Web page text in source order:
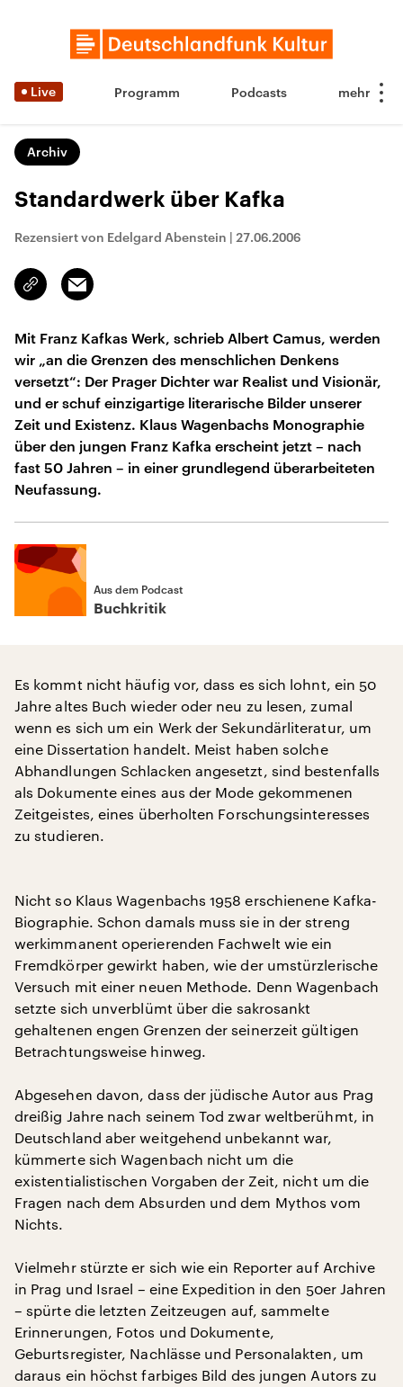
Live Programm Podcasts
Archiv
Standardwerk über Kafka
Rezensiert von Edelgard Abenstein | 27.06.2006
Link
kopieren/teilen
Email
Mit Franz Kafkas Werk, schrieb Albert Camus, werden
wir „an die Grenzen des menschlichen Denkens
versetzt“: Der Prager Dichter war Realist und Visionär,
und er schuf einzigartige literarische Bilder unserer
Zeit und Existenz. Klaus Wagenbachs Monographie
über den jungen Franz Kafka erscheint jetzt – nach
fast 50 Jahren – in einer grundlegend überarbeiteten
Neufassung.
Aus dem Podcast
Buchkritik
Es kommt nicht häufig vor, dass es sich lohnt, ein 50
Jahre altes Buch wieder oder neu zu lesen, zumal
wenn es sich um ein Werk der Sekundärliteratur, um
eine Dissertation handelt. Meist haben solche
Abhandlungen Schlacken angesetzt, sind bestenfalls
als Dokumente eines aus der Mode gekommenen
Zeitgeistes, eines überholten Forschungsinteresses
zu studieren.
Nicht so Klaus Wagenbachs 1958 erschienene Kafka-
Biographie. Schon damals muss sie in der streng
werkimmanent operierenden Fachwelt wie ein
Fremdkörper gewirkt haben, wie der umstürzlerische
Versuch mit einer neuen Methode. Denn Wagenbach
setzte sich unverblümt über die sakrosankt
gehaltenen engen Grenzen der seinerzeit gültigen
Betrachtungsweise hinweg.
Abgesehen davon, dass der jüdische Autor aus Prag
dreißig Jahre nach seinem Tod zwar weltberühmt, in
Deutschland aber weitgehend unbekannt war,
kümmerte sich Wagenbach nicht um die
existentialistischen Vorgaben der Zeit, nicht um die
Fragen nach dem Absurden und dem Mythos vom
Nichts.
Vielmehr stürzte er sich wie ein Reporter auf Archive
in Prag und Israel – eine Expedition in den 50er Jahren
– spürte die letzten Zeitzeugen auf, sammelte
Erinnerungen, Fotos und Dokumente,
Geburtsregister, Nachlässe und Personalakten, um
daraus ein höchst farbiges Bild des jungen Autors zu